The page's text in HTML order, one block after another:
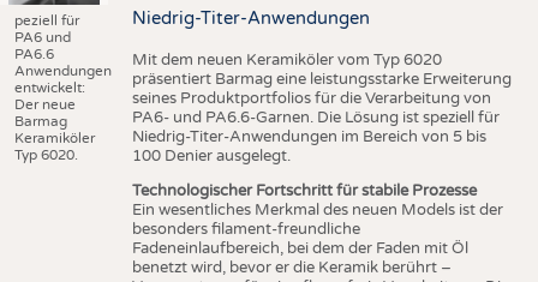
peziell für
PA6 und
PA6.6
Anwendungen
entwickelt:
Der neue
Barmag
Keramiköler
Typ 6020.
Niedrig-Titer-Anwendungen
Mit dem neuen Keramiköler vom Typ 6020
präsentiert Barmag eine leistungsstarke Erweiterung
seines Produktportfolios für die Verarbeitung von
PA6- und PA6.6-Garnen. Die Lösung ist speziell für
Niedrig-Titer-Anwendungen im Bereich von 5 bis
100 Denier ausgelegt.
Technologischer Fortschritt für stabile Prozesse
Ein wesentliches Merkmal des neuen Models ist der
besonders filament-freundliche
Fadeneinlaufbereich, bei dem der Faden mit Öl
benetzt wird, bevor er die Keramik berührt –